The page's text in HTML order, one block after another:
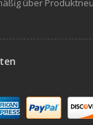
über